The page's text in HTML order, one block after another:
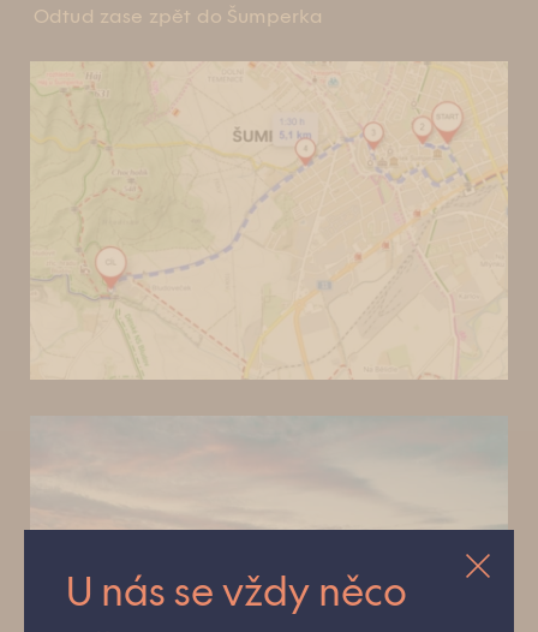
Odtud zase zpět do Šumperka
U nás se vždy něco